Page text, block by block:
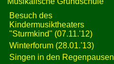
Besuch des
Kindermusiktheaters
"Sturmkind" (07.11.'12)
Winterforum (28.01.'13)
Singen in den Regenpausen